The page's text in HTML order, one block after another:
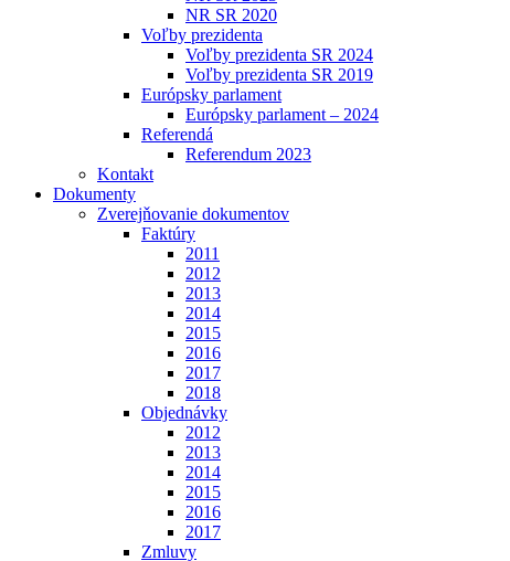
NR SR 2020
Voľby prezidenta
Voľby prezidenta SR 2024
Voľby prezidenta SR 2019
Európsky parlament
Európsky parlament – 2024
Referendá
Referendum 2023
Kontakt
Dokumenty
Zverejňovanie dokumentov
Faktúry
2011
2012
2013
2014
2015
2016
2017
2018
Objednávky
2012
2013
2014
2015
2016
2017
Zmluvy